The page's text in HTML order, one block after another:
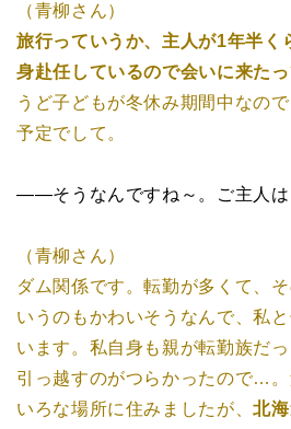
（青柳さん）
旅行っていうか、主人が1年半く
身赴任しているので会いに来たっ
うど子どもが冬休み期間中なの
予定でして。
――そうなんですね～。ご主人は
（青柳さん）
ダム関係です。転勤が多くて、
いうのもかわいそうなんで、私
います。私自身も親が転勤族だ
引っ越すのがつらかったので…
いろな場所に住みましたが、北